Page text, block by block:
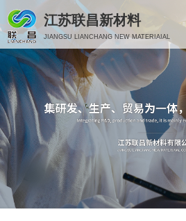
江苏联昌新材料
JIANGSU LIANCHANG NEW MATERIAIAL